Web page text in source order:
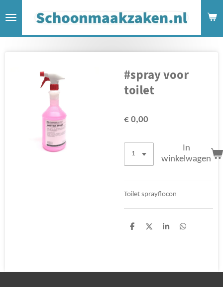
direct
#spray voor
toilet
€ 0,00
In
winkelwagen
Toilet sprayflocon
D
D
S
D